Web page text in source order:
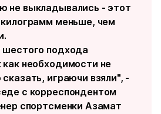
не выкладывались - этот
килограмм меньше, чем
шестого подхода
как необходимости не
играючи взяли", -
с корреспондентом
спортсменки Азамат